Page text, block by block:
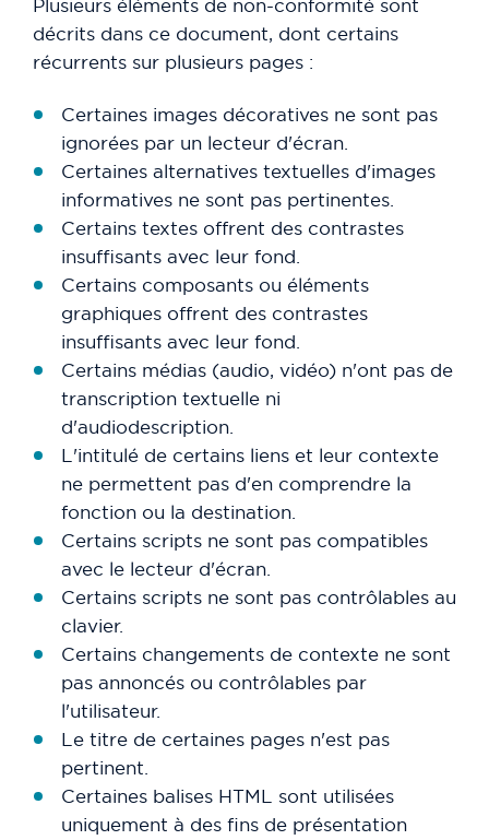
Plusieurs éléments de non-conformité sont
décrits dans ce document, dont certains
récurrents sur plusieurs pages :
Certaines images décoratives ne sont pas
ignorées par un lecteur d'écran.
Certaines alternatives textuelles d'images
informatives ne sont pas pertinentes.
Certains textes offrent des contrastes
insuffisants avec leur fond.
Certains composants ou éléments
graphiques offrent des contrastes
insuffisants avec leur fond.
Certains médias (audio, vidéo) n'ont pas de
transcription textuelle ni
d'audiodescription.
L'intitulé de certains liens et leur contexte
ne permettent pas d'en comprendre la
fonction ou la destination.
Certains scripts ne sont pas compatibles
avec le lecteur d'écran.
Certains scripts ne sont pas contrôlables au
clavier.
Certains changements de contexte ne sont
pas annoncés ou contrôlables par
l'utilisateur.
Le titre de certaines pages n'est pas
pertinent.
Certaines balises HTML sont utilisées
uniquement à des fins de présentation